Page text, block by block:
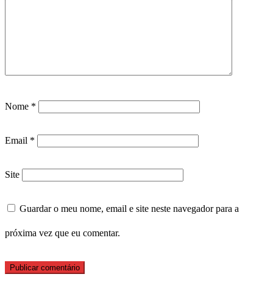
Nome *
Email *
Site
Guardar o meu nome, email e site neste navegador para a
próxima vez que eu comentar.